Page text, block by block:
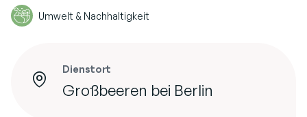
Umwelt & Nachhaltigkeit
Dienstort
Großbeeren bei Berlin